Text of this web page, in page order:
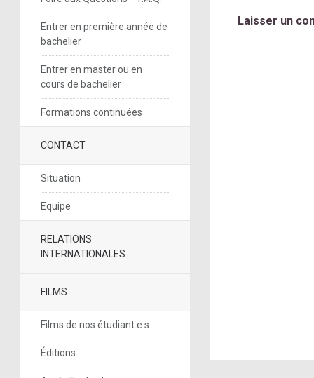
Entrer en première année de
bachelier
Entrer en master ou en
cours de bachelier
Formations continuées
CONTACT
Situation
Equipe
RELATIONS
INTERNATIONALES
FILMS
Films de nos étudiant.e.s
Éditions
Laisser un